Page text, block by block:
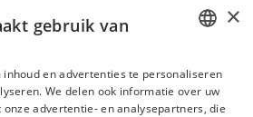
GERMAN
×
gebruik van
inhoud en advertenties te personaliseren
We delen ook informatie over uw
advertentie- en analysepartners, die